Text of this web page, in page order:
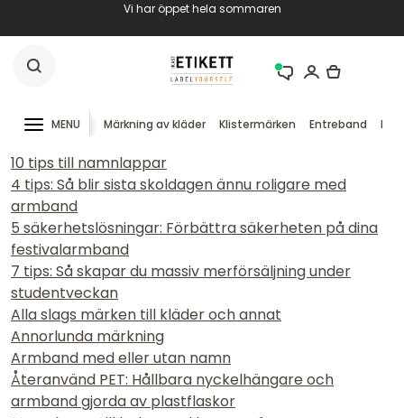
Vi har öppet hela sommaren
MENU Märkning av kläder Klistermärken Entreband RFID
10 tips till namnlappar
4 tips: Så blir sista skoldagen ännu roligare med
armband
5 säkerhetslösningar: Förbättra säkerheten på dina
festivalarmband
7 tips: Så skapar du massiv merförsäljning under
studentveckan
Alla slags märken till kläder och annat
Annorlunda märkning
Armband med eller utan namn
Återanvänd PET: Hållbara nyckelhängare och
armband gjorda av plastflaskor